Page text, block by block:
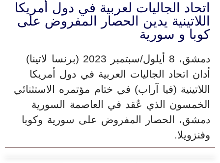
اتحاد الجاليات لعربية في دول أمريكا
اللاتينية يدين الحصار المفروض على
كوبا و سورية
دمشق، 8 أيلول/سبتمبر 2023 (برنسا لاتينا)
أدان اتحاد الجاليات العربية في دول أمريكا
اللاتينية (فيا آراب) في ختام مؤتمره الاستثنائي
الخمسون الذي عُقد في العاصمة السورية
دمشق، الحصار المفروض على سورية وكوبا
وفنزويلا.